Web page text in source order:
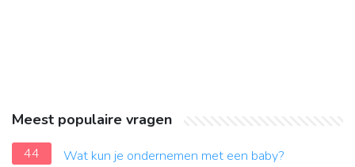
Meest populaire vragen
44
Wat kun je ondernemen met een baby?